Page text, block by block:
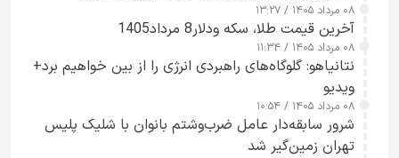
۰۸ مرداد ۱۴۰۵ / ۱۳:۲۷
آخرین قیمت طلا، سکه ودلار8 مرداد1405
۰۸ مرداد ۱۴۰۵ / ۱۱:۳۴
نتانیاهو: گلوگاه‌های راهبردی انرژی را از بین خواهیم برد+
ویدیو
۰۸ مرداد ۱۴۰۵ / ۱۰:۵۴
شرور سابقه‌دار عامل ضرب‌وشتم بانوان با شلیک پلیس
تهران زمین‌گیر شد